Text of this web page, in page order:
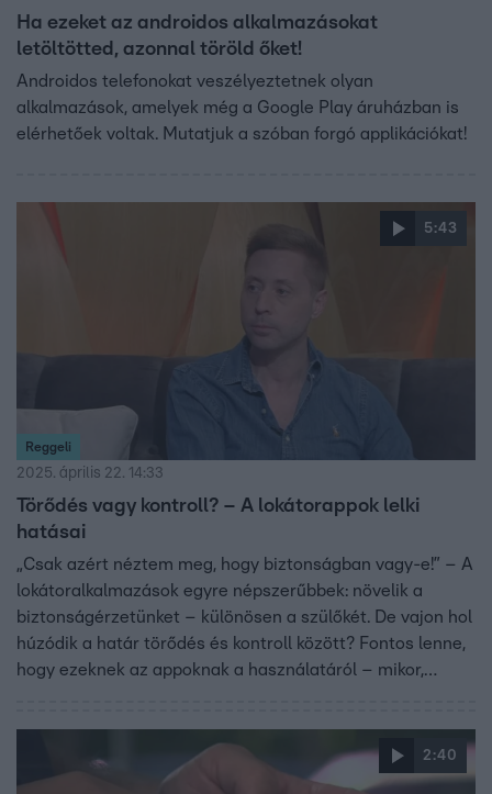
Ha ezeket az androidos alkalmazásokat
letöltötted, azonnal töröld őket!
Androidos telefonokat veszélyeztetnek olyan
alkalmazások, amelyek még a Google Play áruházban is
elérhetőek voltak. Mutatjuk a szóban forgó applikációkat!
5:43
Reggeli
2025. április 22. 14:33
Törődés vagy kontroll? – A lokátorappok lelki
hatásai
„Csak azért néztem meg, hogy biztonságban vagy-e!” – A
lokátoralkalmazások egyre népszerűbbek: növelik a
biztonságérzetünket – különösen a szülőkét. De vajon hol
húzódik a határ törődés és kontroll között? Fontos lenne,
hogy ezeknek az appoknak a használatáról – mikor,
hogyan hat mindez a bizalomra, a személyes határokra
és a kapcsolatok minőségére – Makai Gábor
2:40